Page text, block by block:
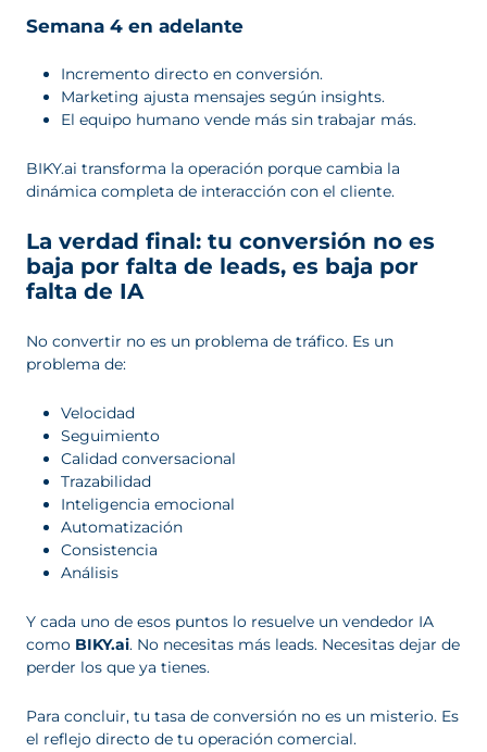
Semana 4 en adelante
Incremento directo en conversión.
Marketing ajusta mensajes según insights.
El equipo humano vende más sin trabajar más.
BIKY.ai transforma la operación porque cambia la
dinámica completa de interacción con el cliente.
La verdad final: tu conversión no es
baja por falta de leads, es baja por
falta de IA
No convertir no es un problema de tráfico. Es un
problema de:
Velocidad
Seguimiento
Calidad conversacional
Trazabilidad
Inteligencia emocional
Automatización
Consistencia
Análisis
Y cada uno de esos puntos lo resuelve un vendedor IA
como BIKY.ai. No necesitas más leads. Necesitas dejar de
perder los que ya tienes.
Para concluir, tu tasa de conversión no es un misterio. Es
el reflejo directo de tu operación comercial.